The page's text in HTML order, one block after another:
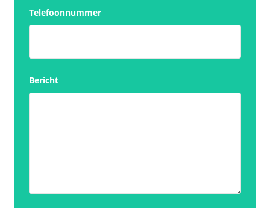
Telefoonnummer
Bericht